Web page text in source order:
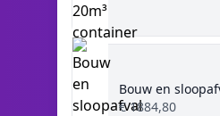
Bouw en
€ 1884,80